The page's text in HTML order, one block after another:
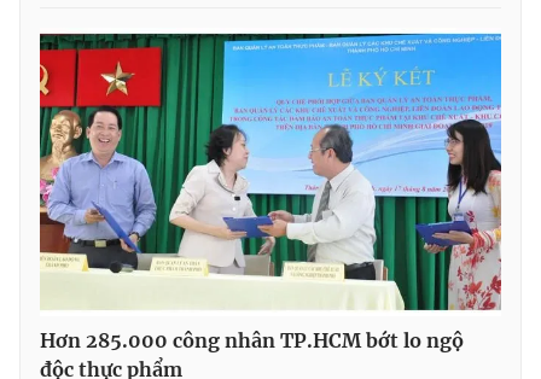
Hơn 285.000 công nhân TP.HCM bớt lo ngộ
độc thực phẩm